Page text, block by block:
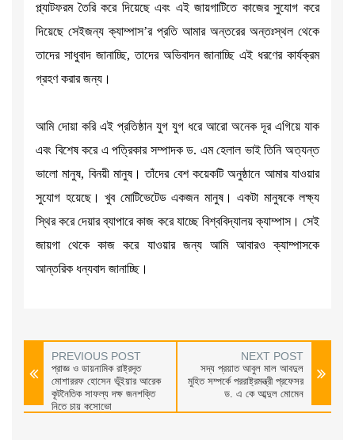
প্ল্যাটফরম তৈরি করে দিয়েছে এবং এই জায়গাটিতে কাজের সুযোগ করে
দিয়েছে সেইজন্য ক্যাম্পাস’র প্রতি আমার অন্তরের অন্তঃস্থল থেকে
তাদের সাধুবাদ জানাচ্ছি, তাদের অভিবাদন জানাচ্ছি এই ধরণের কার্যক্রম
গ্রহণ করার জন্য।
আমি দোয়া করি এই প্রতিষ্ঠান যুগ যুগ ধরে আরো অনেক দূর এগিয়ে যাক
এবং বিশেষ করে এ পত্রিকার সম্পাদক ড. এম হেলাল ভাই তিনি অত্যন্ত
ভালো মানুষ, বিনয়ী মানুষ। তাঁদের বেশ কয়েকটি অনুষ্ঠানে আমার যাওয়ার
সুযোগ হয়েছে। খুব মোটিভেটেড একজন মানুষ। একটা মানুষকে লক্ষ্য
স্থির করে দেয়ার ব্যাপারে কাজ করে যাচ্ছে বিশ্ববিদ্যালয় ক্যাম্পাস। সেই
জায়গা থেকে কাজ করে যাওয়ার জন্য আমি আবারও ক্যাম্পাসকে
আন্তরিক ধন্যবাদ জানাচ্ছি।
PREVIOUS POST
প্রাজ্ঞ ও ডায়নামিক রাষ্ট্রদূত
মোশাররফ হোসেন ভূঁইয়ার আরেক
কূটনৈতিক সাফল্য দক্ষ জনশক্তি
নিতে চায় কসোভো
NEXT POST
সদ্য প্রয়াত আবুল মাল আবদুল
মুহিত সম্পর্কে পররাষ্ট্রমন্ত্রী প্রফেসর
ড. এ কে আব্দুল মোমেন